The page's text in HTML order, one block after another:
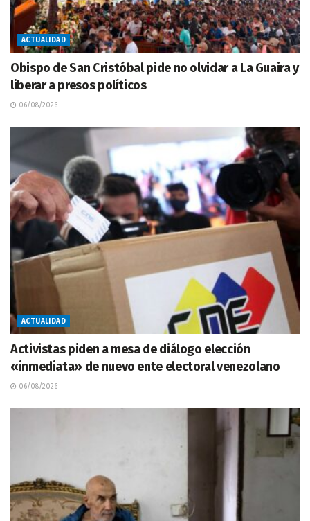
ACTUALIDAD
Obispo de San Cristóbal pide no olvidar a La Guaira y
liberar a presos políticos
06/08/2026
ACTUALIDAD
Activistas piden a mesa de diálogo elección
«inmediata» de nuevo ente electoral venezolano
06/08/2026